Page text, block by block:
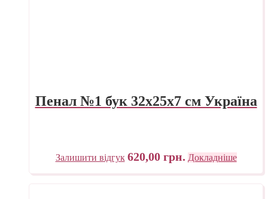
Пенал №1 бук 32х25х7 см Україна
Залишити відгук 620,00 грн. Докладніше